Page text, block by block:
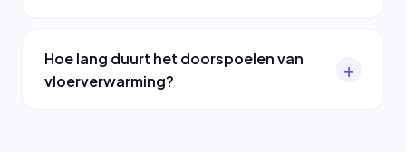
Hoe lang duurt het doorspoelen van
vloerverwarming?